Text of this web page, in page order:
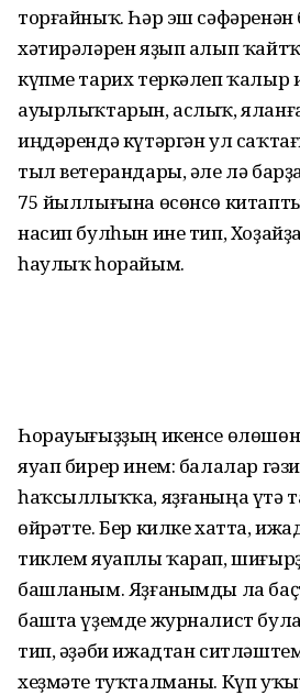
торғайныҡ. Һәр эш
хәтирәләрен яҙып алып
күпме тарих теркәлеп ҡалыр
ауырлыҡтарын, аслыҡ,
иңдәрендә күтәргән ул
тыл ветерандары, әле лә
75 йыллығына өсөнсө
насип булһын ине тип,
һаулыҡ һорайым.
Һорауығыҙҙың икенсе
яуап бирер инем: балалар
һаҡсыллыҡҡа, яҙғаныңа үтә
өйрәтте. Бер килке хатта,
тиклем яуаплы ҡарап,
башланым. Яҙғанымды ла
башта үҙемде журналист
тип, әҙәби ижадтан
хеҙмәте туҡталманы. Күп